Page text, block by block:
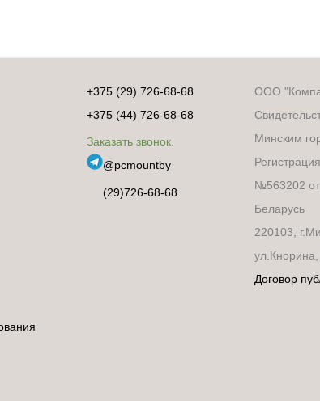
+375 (29) 726-68-68
+375 (44) 726-68-68
Заказать звонок.
@pcmountby
(29)726-68-68
ООО
Минским
№563202 от
Беларусь
220103,
Договор